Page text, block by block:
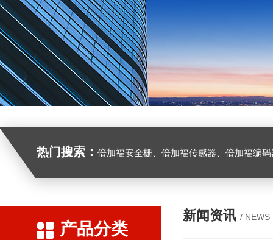
热门搜索： 倍加福安全栅、倍加福传感器、倍加福编码器、倍加福超声波传感器、松下伺服驱动器、松下伺
产品分类
新闻资讯 / NEWS